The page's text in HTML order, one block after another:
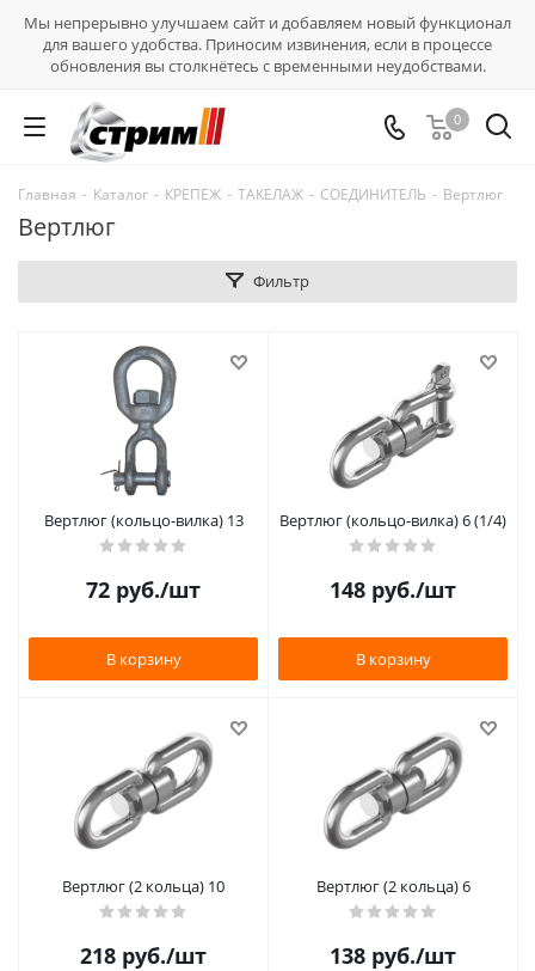
Мы непрерывно улучшаем сайт и добавляем новый функционал
для вашего удобства. Приносим извинения, если в процессе
обновления вы столкнётесь с временными неудобствами.
0
Главная - Каталог - КРЕПЕЖ - ТАКЕЛАЖ - СОЕДИНИТЕЛЬ - Вертлюг
Вертлюг
Фильтр
Вертлюг (кольцо-вилка) 13
72 руб./шт
В корзину
Вертлюг (кольцо-вилка) 6 (1/4)
148 руб./шт
В корзину
Вертлюг (2 кольца) 10
218 руб./шт
Вертлюг (2 кольца) 6
138 руб./шт